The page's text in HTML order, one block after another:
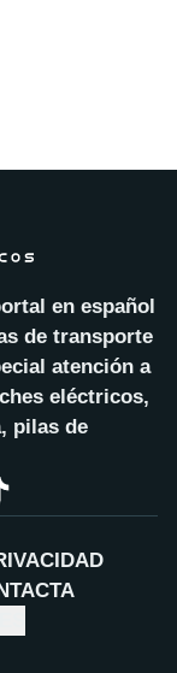
en español
de transporte
atención a
eléctricos,
pilas de